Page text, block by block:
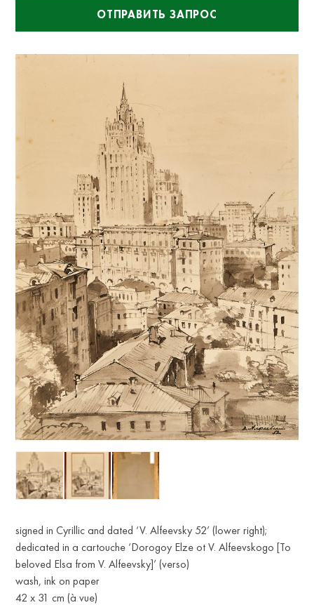
ОТПРАВИТЬ ЗАПРОС
signed in Cyrillic and dated ‘V. Alfeevsky 52’ (lower right);
dedicated in a cartouche ‘Dorogoy Elze ot V. Alfeevskogo [To
beloved Elsa from V. Alfeevsky]’ (verso)
wash, ink on paper
42 x 31 cm (à vue)